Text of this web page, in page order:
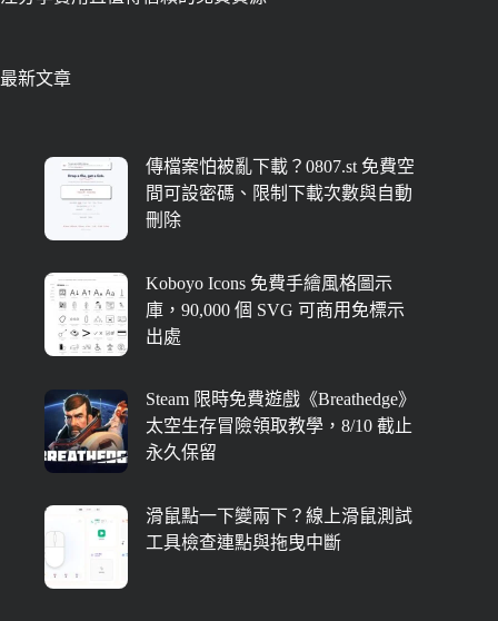
最新文章
傳檔案怕被亂下載？0807.st 免費空
間可設密碼、限制下載次數與自動
刪除
Koboyo Icons 免費手繪風格圖示
庫，90,000 個 SVG 可商用免標示
出處
Steam 限時免費遊戲《Breathedge》
太空生存冒險領取教學，8/10 截止
永久保留
滑鼠點一下變兩下？線上滑鼠測試
工具檢查連點與拖曳中斷